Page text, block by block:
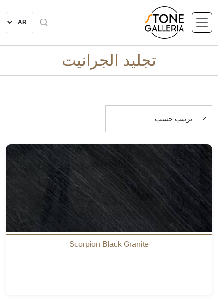
تجليد الجرانيت
ترتيب حسب
Scorpion Black Granite